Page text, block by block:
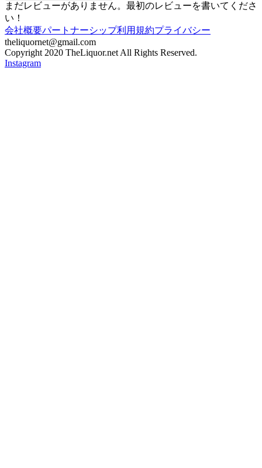
まだレビューがありません。最初のレビューを書いてくださ
い！
会社概要パートナーシップ利用規約プライバシー
theliquornet@gmail.com
Copyright 2020 TheLiquor.net All Rights Reserved.
Instagram